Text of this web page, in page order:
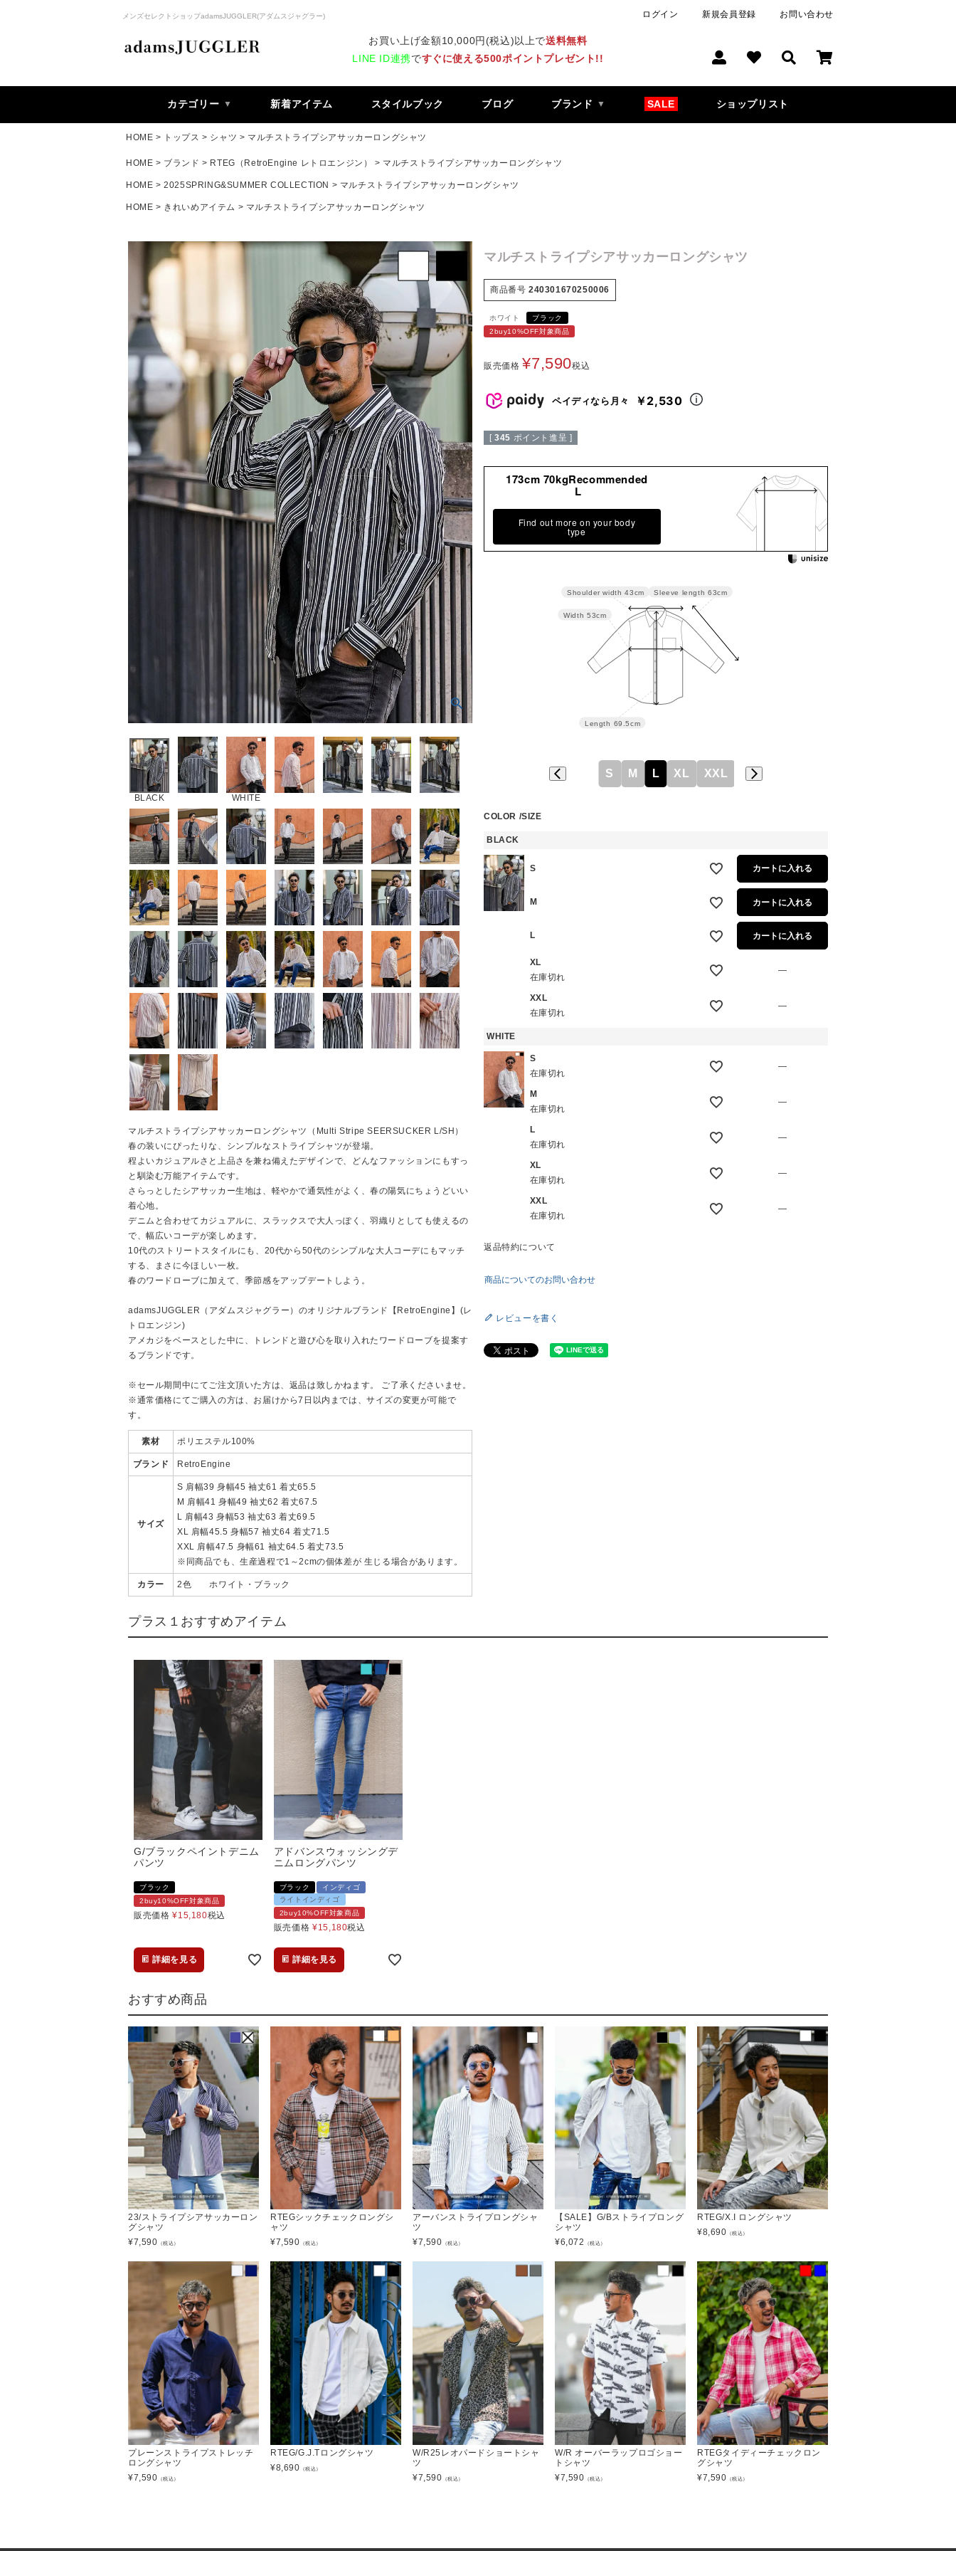
メンズセレクトショップadamsJUGGLER(アダムスジャグラー) ログイン 新規会員登録 お問い合わせ
お買い上げ金額10,000円(税込)以上で送料無料
LINE ID連携ですぐに使える500ポイントプレゼント!!
カテゴリー 新着アイテム スタイルブック ブログ ブランド SALE ショップリスト
HOME トップス シャツ マルチストライプシアサッカーロングシャツ
HOME ブランド RTEG（RetroEngine レトロエンジン） マルチストライプシアサッカーロングシャツ
HOME 2025SPRING&SUMMER COLLECTION マルチストライプシアサッカーロングシャツ
HOME きれいめアイテム マルチストライプシアサッカーロングシャツ
BLACK WHITE
マルチストライプシアサッカーロングシャツ（Multi Stripe SEERSUCKER L/SH）
春の装いにぴったりな、シンプルなストライプシャツが登場。
程よいカジュアルさと上品さを兼ね備えたデザインで、どんなファッションにもすっ
と馴染む万能アイテムです。
さらっとしたシアサッカー生地は、軽やかで通気性がよく、春の陽気にちょうどいい
着心地。
デニムと合わせてカジュアルに、スラックスで大人っぽく、羽織りとしても使えるの
で、幅広いコーデが楽しめます。
10代のストリートスタイルにも、20代から50代のシンプルな大人コーデにもマッチ
する、まさに今ほしい一枚。
春のワードローブに加えて、季節感をアップデートしよう。
adamsJUGGLER（アダムスジャグラー）のオリジナルブランド【RetroEngine】(レ
トロエンジン)
アメカジをベースとした中に、トレンドと遊び心を取り入れたワードローブを提案す
るブランドです。
※セール期間中にてご注文頂いた方は、返品は致しかねます。 ご了承くださいませ。
※通常価格にてご購入の方は、お届けから7日以内までは、サイズの変更が可能で
す。
素材 ポリエステル100%
ブランド RetroEngine
サイズ
S 肩幅39 身幅45 袖丈61 着丈65.5
M 肩幅41 身幅49 袖丈62 着丈67.5
L 肩幅43 身幅53 袖丈63 着丈69.5
XL 肩幅45.5 身幅57 袖丈64 着丈71.5
XXL 肩幅47.5 身幅61 袖丈64.5 着丈73.5
※同商品でも、生産過程で1～2cmの個体差が 生じる場合があります。
カラー 2色 ホワイト・ブラック
マルチストライプシアサッカーロングシャツ
商品番号 240301670250006
ホワイト
ブラック
2buy10%OFF対象商品
販売価格 ¥7,590税込
ペイディなら月々 ￥2,530
[ 345 ポイント進呈 ]
173cm 70kgRecommended
L
Find out more on your body
type
Sleeve length 63cm
Length 69.5cm
Width 53cm
Shoulder width 43cm
S M L XL XXL
COLOR SIZE
BLACK
S カートに入れる
M カートに入れる
L カートに入れる
XL
在庫切れ
—
XXL
在庫切れ
—
WHITE
S
在庫切れ
—
M
在庫切れ
—
L
在庫切れ
—
XL
在庫切れ
—
XXL
在庫切れ
—
返品特約について
商品についてのお問い合わせ
レビューを書く
プラス１おすすめアイテム
G/ブラックペイントデニム
パンツ
ブラック
2buy10%OFF対象商品
販売価格 ¥15,180税込
詳細を見る
アドバンスウォッシングデ
ニムロングパンツ
ブラック
インディゴ
ライトインディゴ
2buy10%OFF対象商品
販売価格 ¥15,180税込
詳細を見る
おすすめ商品
23/ストライプシアサッカーロン
グシャツ
¥7,590 （税込）
RTEGシックチェックロングシ
ャツ
¥7,590 （税込）
アーバンストライプロングシャ
ツ
¥7,590 （税込）
【SALE】G/Bストライプロング
シャツ
¥6,072 （税込）
RTEG/X.I ロングシャツ
¥8,690 （税込）
プレーンストライプストレッチ
ロングシャツ
¥7,590 （税込）
RTEG/G.J.Tロングシャツ
¥8,690 （税込）
W/R25レオパードショートシャ
ツ
¥7,590 （税込）
W/R オーバーラップロゴショー
トシャツ
¥7,590 （税込）
RTEGタイディーチェックロン
グシャツ
¥7,590 （税込）